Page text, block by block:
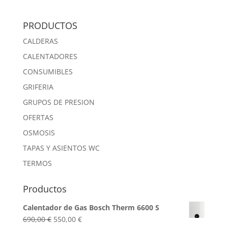
PRODUCTOS
CALDERAS
CALENTADORES
CONSUMIBLES
GRIFERIA
GRUPOS DE PRESION
OFERTAS
OSMOSIS
TAPAS Y ASIENTOS WC
TERMOS
Productos
Calentador de Gas Bosch Therm 6600 S
690,00€ El
550,00 €El